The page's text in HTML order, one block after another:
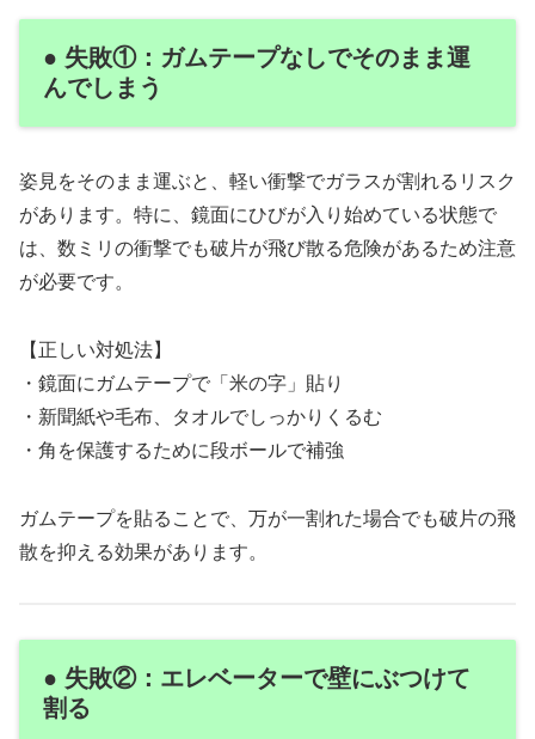
● 失敗①：ガムテープなしでそのまま運
んでしまう
姿見をそのまま運ぶと、軽い衝撃でガラスが割れるリスク
があります。特に、鏡面にひびが入り始めている状態で
は、数ミリの衝撃でも破片が飛び散る危険があるため注意
が必要です。
【正しい対処法】
・鏡面にガムテープで「米の字」貼り
・新聞紙や毛布、タオルでしっかりくるむ
・角を保護するために段ボールで補強
ガムテープを貼ることで、万が一割れた場合でも破片の飛
散を抑える効果があります。
● 失敗②：エレベーターで壁にぶつけて
割る